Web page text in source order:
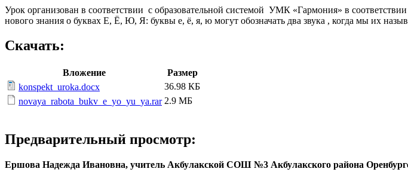
Урок организован в соответствии с образовательной системой УМК «Гармония» в
нового знания о буквах Е, Ё, Ю, Я: буквы е, ё, я, ю могут обозначать два звука , когда мы их
Скачать:
Вложение
Размер
konspekt_uroka.docx
36.98 КБ
novaya_rabota_bukv_e_yo_yu_ya.rar 2.9 МБ
Предварительный просмотр:
Ершова Надежда Ивановна, учитель Акбулакской СОШ №3 Акбулакского района